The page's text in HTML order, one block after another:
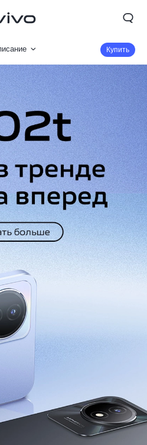
страну/регион
Галерея
Купить